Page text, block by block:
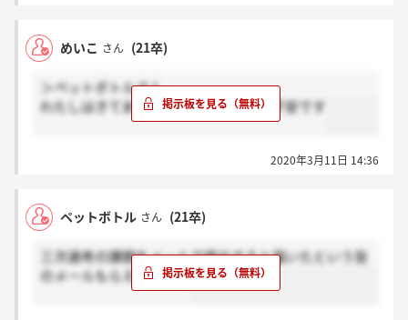
めいこ さん (21卒)
＞ペットボトルさん
わたしはきてません。送れているのか不安です
2020年3月11日 14:36
ペットボトル さん (21卒)
三次選考の課題をメールで提出すると届いたという旨
のメールもらえますか？